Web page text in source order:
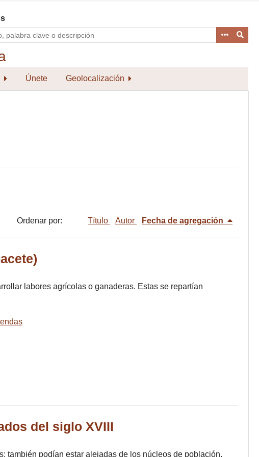
Únete Geolocalización
Ordenar por: Título Autor Fecha de agregación
labores agrícolas o ganaderas. Estas se repartían
del siglo XVIII
también podían estar alejadas de los núcleos de población,